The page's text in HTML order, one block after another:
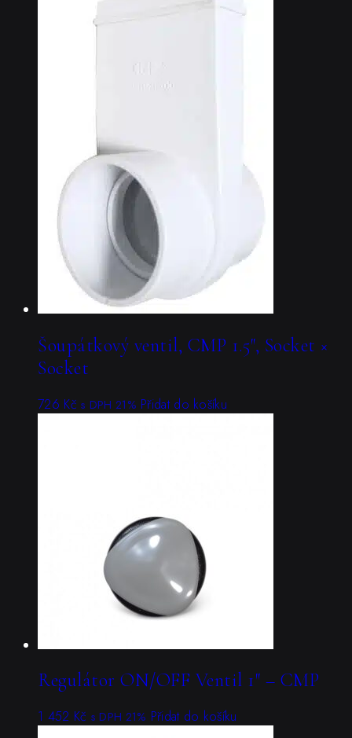
Šoupátkový ventil, CMP 1.5″, Socket ×
Socket
726 Kč s DPH 21% Přidat do košíku
Regulátor ON/OFF Ventil 1″ – CMP
1 452 Kč s DPH 21% Přidat do košíku